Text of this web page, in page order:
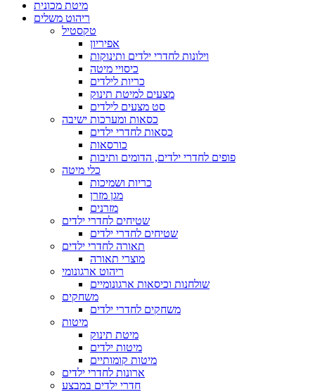
מיטת מכונית
ריהוט משלים
טקסטיל
אפיריון
וילונות לחדרי ילדים ותינוקות
כיסויי מיטה
כריות לילדים
מצעים למיטת תינוק
סט מצעים לילדים
כסאות ומערכות ישיבה
כסאות לחדרי ילדים
כורסאות
פופים לחדרי ילדים, הדומים ותיבות
כלי מיטה
כריות ושמיכות
מגן מזרן
מזרנים
שטיחים לחדרי ילדים
שטיחים לחדרי ילדים
תאורה לחדרי ילדים
מוצרי תאורה
ריהוט ארגונומי
שולחנות וכיסאות ארגונומיים
משחקים
משחקים לחדרי ילדים
מיטות
מיטת תינוק
מיטות ילדים
מיטות קומותיים
ארונות לחדרי ילדים
חדרי ילדים במבצע